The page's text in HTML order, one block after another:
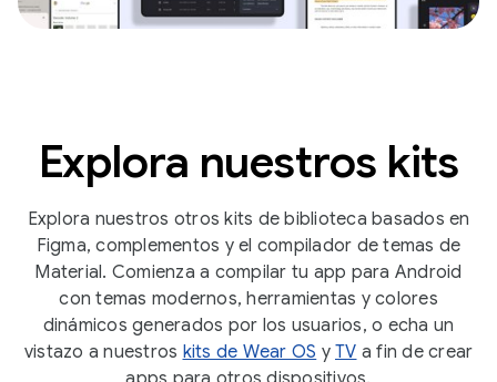
Explora nuestros kits
Explora nuestros otros kits de biblioteca basados en
Figma, complementos y el compilador de temas de
Material. Comienza a compilar tu app para Android
con temas modernos, herramientas y colores
dinámicos generados por los usuarios, o echa un
vistazo a nuestros kits de Wear OS y TV a fin de crear